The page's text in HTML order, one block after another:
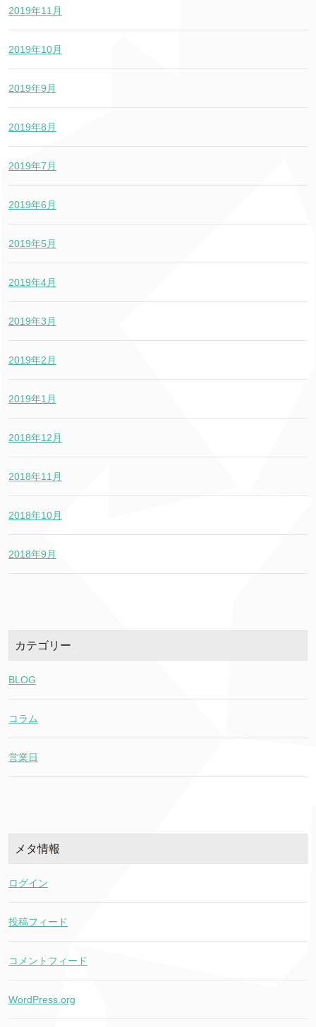
2019年11月
2019年10月
2019年9月
2019年8月
2019年7月
2019年6月
2019年5月
2019年4月
2019年3月
2019年2月
2019年1月
2018年12月
2018年11月
2018年10月
2018年9月
カテゴリー
BLOG
コラム
営業日
メタ情報
ログイン
投稿フィード
コメントフィード
WordPress.org